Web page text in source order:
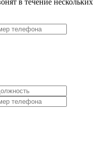
в течение нескольких